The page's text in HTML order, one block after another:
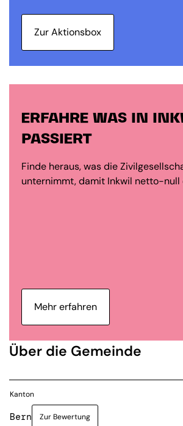
Zur Aktionsbox
ERFAHRE WAS IN
PASSIERT
Finde heraus, was die
unternimmt, damit Inkwil netto-null
Mehr erfahren
Über die Gemeinde
Kanton
Bern Zur Bewertung